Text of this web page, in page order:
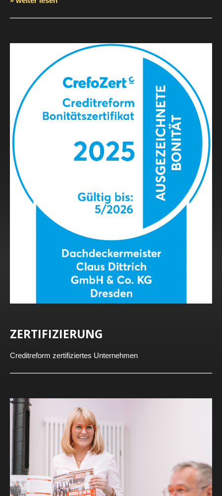
ZERTIFIZIERUNG
Creditreform zertifiziertes Unternehmen